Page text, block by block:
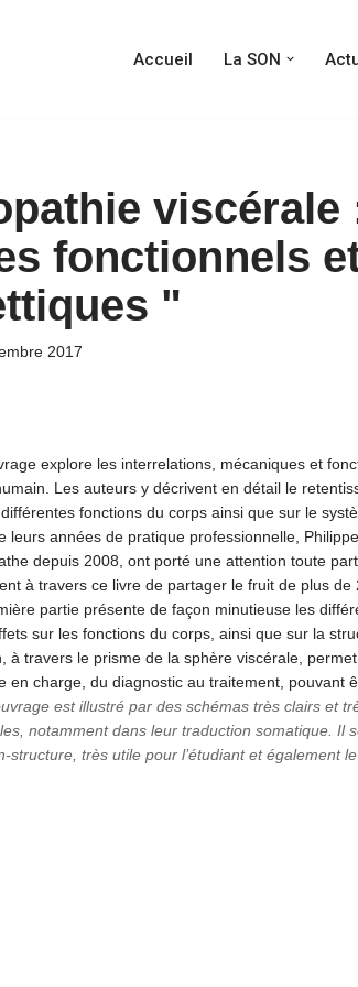
Accueil La SON
viscérale
fonctionnels
"
2017
explore les interrelations, mécaniques et
Les auteurs y décrivent en détail le
fonctions du corps ainsi que sur le
leurs années de pratique professionnelle,
depuis 2008, ont porté une attention toute
à travers ce livre de partager le fruit de plus de
partie présente de façon minutieuse les
sur les fonctions du corps, ainsi que sur la
à travers le prisme de la sphère viscérale,
en charge, du diagnostic au traitement, pouvant
est illustré par des schémas très clairs et
notamment dans leur traduction somatique. Il
structure, très utile pour l’étudiant et également